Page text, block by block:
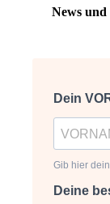
News
Dein
Gib hier
Deine